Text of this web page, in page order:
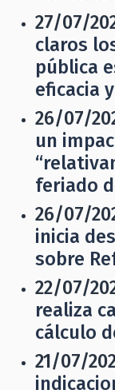
27/07/
claros
pública
eficacia
26/07/
un
feriado
26/07/
inicia
sobre
22/07/
realiza
cálculo
21/07/